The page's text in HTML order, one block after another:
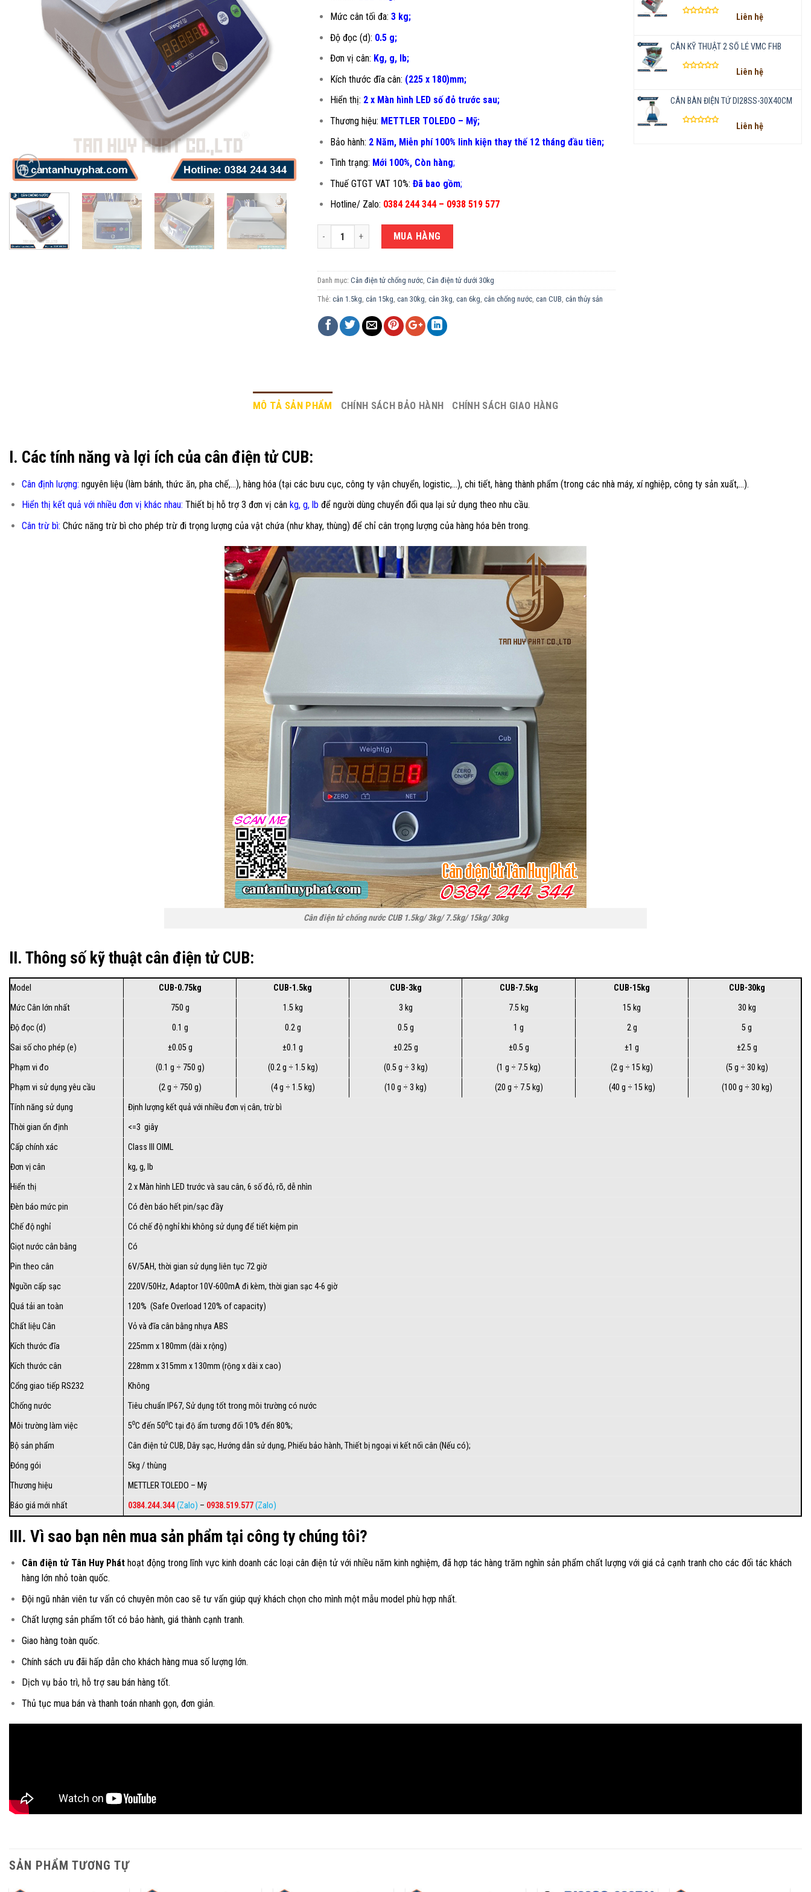
Mức cân tối đa: 3 kg;
Độ đọc (d): 0.5 g;
Đơn vị cân: Kg, g, lb;
Kích thước đĩa cân: (225 x 180)mm;
Hiển thị: 2 x Màn hình LED số đỏ trước sau;
Thương hiệu: METTLER TOLEDO – Mỹ;
Bảo hành: 2 Năm, Miễn phí 100% linh kiện thay thế 12 tháng đầu tiên;
Tình trạng: Mới 100%, Còn hàng;
Thuế GTGT VAT 10%: Đã bao gồm;
Hotline/ Zalo: 0384 244 344 – 0938 519 577
CÂN ĐIỆN TỬ CHỐNG NƯỚC 3KG CUB số lượng
MUA HÀNG
Danh mục: Cân điện tử chống nước, Cân điện tử dưới 30kg
Thẻ: cân 1.5kg, cân 15kg, can 30kg, cân 3kg, can 6kg, cân chống nước, can CUB, cân thủy sản
hạng
5
Liên hệ
CÂN KỸ THUẬT 2 SỐ LẺ VMC FHB
hạng
5
Liên hệ
CÂN BÀN ĐIỆN TỬ DI28SS-30X40CM
Liên hệ
MÔ TẢ SẢN PHẨM CHÍNH SÁCH BẢO HÀNH CHÍNH SÁCH GIAO HÀNG
I. Các tính năng và lợi ích của cân điện tử CUB:
Cân định lượng: nguyên liệu (làm bánh, thức ăn, pha chế,…), hàng hóa (tại các bưu cục, công ty vận chuyển, logistic,…), chi tiết, hàng thành phẩm (trong các nhà máy, xí nghiệp, công ty sản xuất,…).
Hiển thị kết quả với nhiều đơn vị khác nhau: Thiết bị hỗ trợ 3 đơn vị cân kg, g, lb để người dùng chuyển đổi qua lại sử dụng theo nhu cầu.
Cân trừ bì: Chức năng trừ bì cho phép trừ đi trọng lượng của vật chứa (như khay, thùng) để chỉ cân trọng lượng của hàng hóa bên trong.
Cân điện tử chống nước CUB 1.5kg/ 3kg/ 7.5kg/ 15kg/ 30kg
II. Thông số kỹ thuật cân điện tử CUB:
Model CUB-0.75kg CUB-1.5kg CUB-3kg CUB-7.5kg CUB-15kg
CUB-30kg
Mức Cân lớn nhất
750 g 1.5 kg 3 kg 7.5 kg 15 kg
30 kg
Độ đọc (d)
0.1 g 0.2 g 0.5 g 1 g 2 g
5 g
Sai số cho phép (e)
±0.05 g ±0.1 g ±0.25 g ±0.5 g ±1 g
±2.5 g
Phạm vi đo
(0.1 g ÷ 750 g) (0.2 g ÷ 1.5 kg) (0.5 g ÷ 3 kg) (1 g ÷ 7.5 kg) (2 g ÷ 15 kg)
(5 g ÷ 30 kg)
Phạm vi sử dụng yêu cầu
(2 g ÷ 750 g) (4 g ÷ 1.5 kg) (10 g ÷ 3 kg) (20 g ÷ 7.5 kg) (40 g ÷ 15 kg)
(100 g ÷ 30 kg)
Tính năng sử dụng
Định lượng kết quả với nhiều đơn vị cân, trừ bì
Thời gian ổn định
<=3 giây
Cấp chính xác
Class III OIML
Đơn vị cân
kg, g, lb
Hiển thị
2 x Màn hình LED trước và sau cân, 6 số đỏ, rõ, dễ nhìn
Đèn báo mức pin
Có đèn báo hết pin/sạc đầy
Chế độ nghỉ
Có chế độ nghỉ khi không sử dụng để tiết kiệm pin
Giọt nước cân bằng
Có
Pin theo cân
6V/5AH, thời gian sử dụng liên tục 72 giờ
Nguồn cấp sạc
220V/50Hz, Adaptor 10V-600mA đi kèm, thời gian sạc 4-6 giờ
Quá tải an toàn
120% (Safe Overload 120% of capacity)
Chất liệu Cân
Vỏ và đĩa cân bằng nhựa ABS
Kích thước đĩa
225mm x 180mm (dài x rộng)
Kích thước cân
228mm x 315mm x 130mm (rộng x dài x cao)
Cổng giao tiếp RS232
Không
Chống nước
Tiêu chuẩn IP67, Sử dụng tốt trong môi trường có nước
Môi trường làm việc
5⁰C đến 50⁰C tại độ ẩm tương đối 10% đến 80%;
Bộ sản phẩm
Cân điện tử CUB, Dây sạc, Hướng dẫn sử dụng, Phiếu bảo hành, Thiết bị ngoại vi kết nối cân (Nếu có);
Đóng gói
5kg / thùng
Thương hiệu
METTLER TOLEDO – Mỹ
Báo giá mới nhất
0384.244.344(Zalo) – 0938.519.577(Zalo)
III. Vì sao bạn nên mua sản phẩm tại công ty chúng tôi?
Cân điện tử Tân Huy Pháthoạt động trong lĩnh vực kinh doanh các loại cân điện tửvới nhiều năm kinh nghiệm, đã hợp tác hàng trăm nghìn sản phẩm chất lượng với giá cả cạnh tranh cho các đối tác khách
hàng lớn nhỏ toàn quốc.
Đội ngũ nhân viên tư vấn có chuyên môn cao sẽ tư vấn giúp quý khách chọn cho mình một mẫu model phù hợp nhất.
Chất lượng sản phẩm tốt có bảo hành, giá thành cạnh tranh.
Giao hàng toàn quốc.
Chính sách ưu đãi hấp dẫn cho khách hàng mua số lượng lớn.
Dịch vụ bảo trì, hỗ trợ sau bán hàng tốt.
Thủ tục mua bán và thanh toán nhanh gọn, đơn giản.
SẢN PHẨM TƯƠNG TỰ